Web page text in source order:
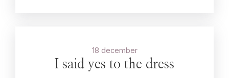
18 december
I said yes to the dress